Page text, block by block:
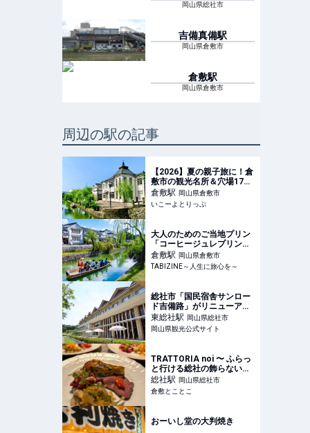
岡山県総社市
吉備真備駅
岡山県倉敷市
倉敷駅
岡山県倉敷市
周辺の駅の記事
【2026】夏の親子旅に！倉
敷市の観光名所＆穴場17選
岡山デニム・特産フルーツ
パフェの名店も | いこーよ
とりっぷ
倉敷駅 岡山県倉敷市
いこーよとりっぷ
大人のためのご当地プリン
「コーヒージュレプリン」
が期間限定で復活！｜倉敷
プリン×倉敷天領珈琲
倉敷駅 岡山県倉敷市
TABIZINE～人生に旅心を～
総社市「国民宿舎サンロー
ド吉備路」がリニューア
ル！ランチ・ベーカリー・
温泉・宿泊の魅力を紹介｜
おか旅｜岡山観光WEB【公
情報ならココ！
東総社駅 岡山県総社市
岡山県観光公式サイト
TRATTORIA noi 〜 ふらっ
と行ける総社の飾らないイ
タリアン - 倉敷とことこ
総社駅 岡山県総社市
倉敷とことこ
おーいし堂の大判焼き